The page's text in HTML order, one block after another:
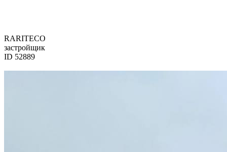
RARITECO
застройщик
ID 52889